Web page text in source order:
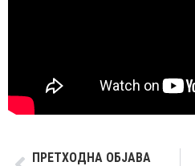
ПРЕТХОДНА ОБЈАВА